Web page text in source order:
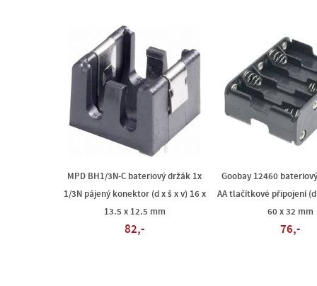
MPD BH1/3N-C bateriový držák 1x
1/3N pájený konektor (d x š x v) 16 x
13.5 x 12.5 mm
82,-
Goobay 12460
AA tlačítkové připojení (d
60 x 32 mm
76,-